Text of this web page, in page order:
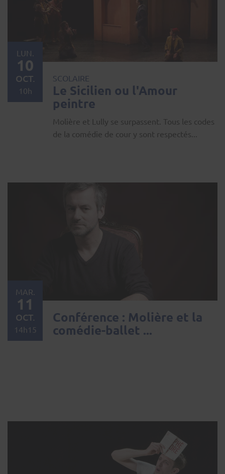
SCOLAIRE
Le Sicilien ou l'Amour
peintre
Molière et Lully se surpassent. Tous les codes
de la comédie de cour y sont respectés...
LUN.
10
OCT.
10h
Conférence : Molière et la
comédie-ballet ...
MAR.
11
OCT.
14h15